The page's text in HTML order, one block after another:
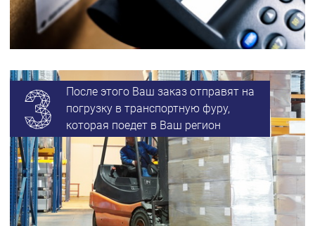
После этого Ваш заказ отправят на
погрузку в транспортную фуру,
которая поедет в Ваш регион